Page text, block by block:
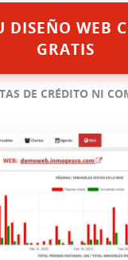
DISEÑO WEB
GRATIS
DE CRÉDITO NI